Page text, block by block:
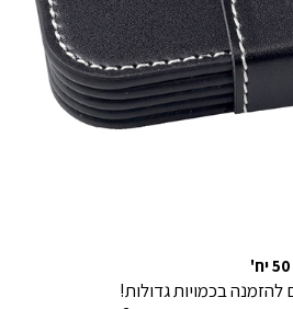
להזמנה בכמויות גדולות!